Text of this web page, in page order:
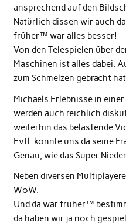
ansprechend auf den
Natürlich dissen wir auch
früher™ war alles besser!
Von den Telespielen über
Maschinen ist alles dabei.
zum Schmelzen gebracht
Michaels Erlebnisse in
werden auch reichlich
weiterhin das belastende
Evtl. könnte uns da seine
Genau, wie das Super
Neben diversen
WoW.
Und da war früher™
da haben wir ja noch